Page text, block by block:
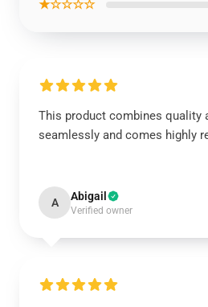
★☆☆☆☆
This product combines quality
seamlessly and comes highly
A Abigail
Verified owner